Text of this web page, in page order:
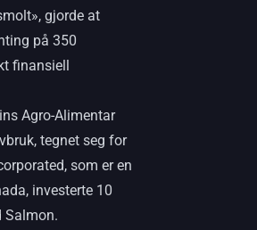
gjorde at
på 350
finansiell
Agro-Alimentar
tegnet seg for
som er en
investerte 10
Salmon.